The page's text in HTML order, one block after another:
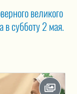
великого
в субботу 2 мая.